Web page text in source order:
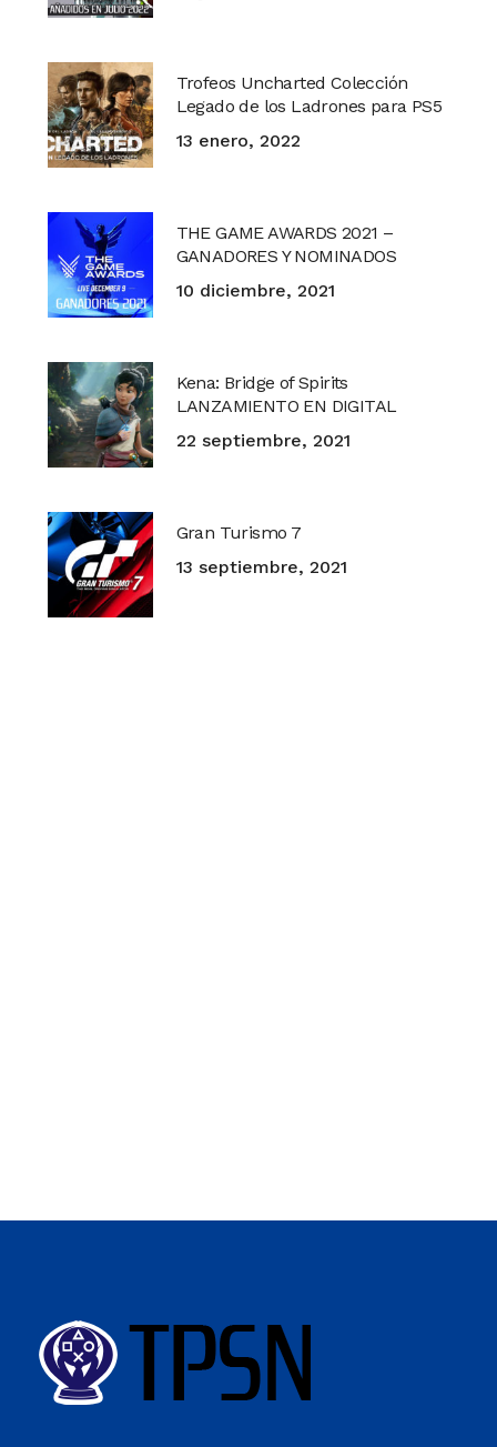
Trofeos Uncharted Colección
Legado de los Ladrones para PS5
13 enero, 2022
THE GAME AWARDS 2021 –
GANADORES Y NOMINADOS
10 diciembre, 2021
Kena: Bridge of Spirits
LANZAMIENTO EN DIGITAL
22 septiembre, 2021
Gran Turismo 7
13 septiembre, 2021